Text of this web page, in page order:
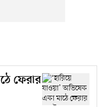
ফেরার